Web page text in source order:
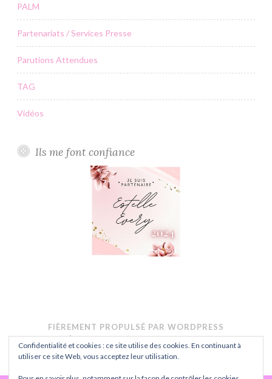
PALM
Partenariats / Services Presse
Parutions Attendues
TAG
Vidéos
Ils me font confiance
FIÈREMENT PROPULSÉ PAR WORDPRESS
THÈME : BUTTON PARAUTOMATTIC.
CONFIDENTIALITÉ
Confidentialité et cookies : ce site utilise des cookies. En continuant à
utiliser ce site Web, vous acceptez leur utilisation.